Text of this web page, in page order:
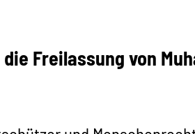
Freilassung von